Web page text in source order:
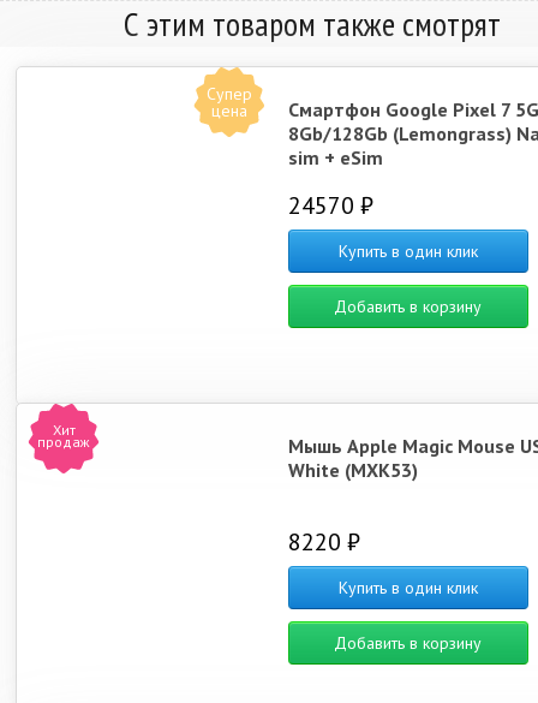
С этим товаром также смотрят
Супер
цена
Смартфон Google Pixel 7 5G
8Gb/128Gb (Lemongrass)
sim + eSim
24570 ₽
Купить в один клик
Добавить в корзину
Хит
продаж
Мышь Apple Magic Mouse
White (MXK53)
8220 ₽
Купить в один клик
Добавить в корзину